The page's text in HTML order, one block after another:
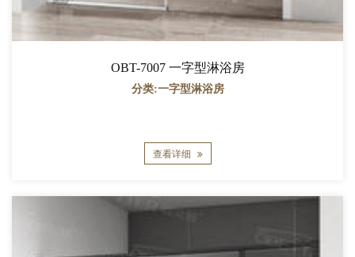
OBT-7007 一字型淋浴房
分类:一字型淋浴房
查看详细